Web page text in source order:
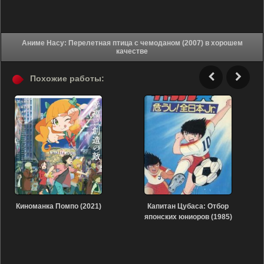
Аниме Насу: Перелетная птица с чемоданом (2007) в хорошем
качестве
Похожие работы:
Киноманка Помпо (2021)
Капитан Цубаса: Отбор
японских юниоров (1985)